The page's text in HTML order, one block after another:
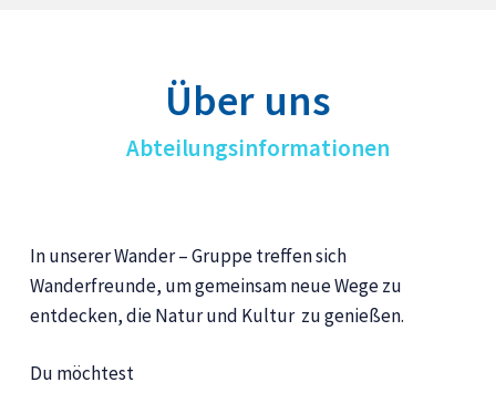
Über uns
Abteilungsinformationen
In unserer Wander – Gruppe treffen sich
Wanderfreunde, um gemeinsam neue Wege zu
entdecken, die Natur und Kultur zu genießen.
Du möchtest